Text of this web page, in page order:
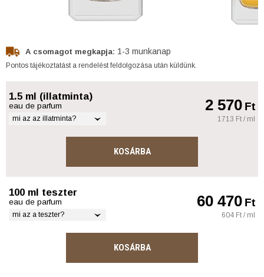
A csomagot megkapja: 1-3 munkanap
Pontos tájékoztatást a rendelést feldolgozása után küldünk.
1.5 ml (illatminta)
eau de parfum
mi az az illatminta?
2 570Ft
1713 Ft / ml
KOSÁRBA
100 ml teszter
eau de parfum
mi az a teszter?
60 470Ft
604 Ft / ml
KOSÁRBA